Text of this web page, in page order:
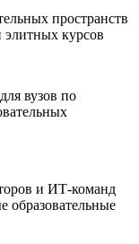
пространств
курсов
вузов по
и ИТ-команд
образовательные